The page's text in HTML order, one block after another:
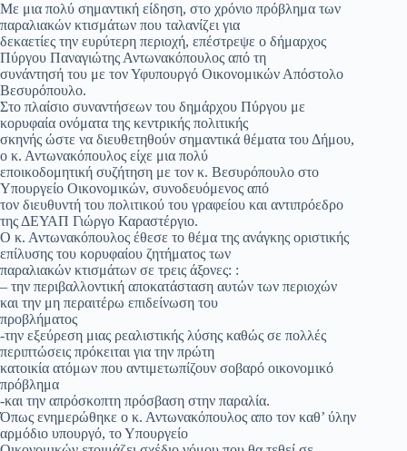
Με μια πολύ σημαντική είδηση, στο χρόνιο πρόβλημα των
παραλιακών κτισμάτων που ταλανίζει για
δεκαετίες την ευρύτερη περιοχή, επέστρεψε ο δήμαρχος
Πύργου Παναγιώτης Αντωνακόπουλος από τη
συνάντησή του με τον Υφυπουργό Οικονομικών Απόστολο
Βεσυρόπουλο.
Στο πλαίσιο συναντήσεων του δημάρχου Πύργου με
κορυφαία ονόματα της κεντρικής πολιτικής
σκηνής ώστε να διευθετηθούν σημαντικά θέματα του Δήμου,
ο κ. Αντωνακόπουλος είχε μια πολύ
εποικοδομητική συζήτηση με τον κ. Βεσυρόπουλο στο
Υπουργείο Οικονομικών, συνοδευόμενος από
τον διευθυντή του πολιτικού του γραφείου και αντιπρόεδρο
της ΔΕΥΑΠ Γιώργο Καραστέργιο.
Ο κ. Αντωνακόπουλος έθεσε το θέμα της ανάγκης οριστικής
επίλυσης του κορυφαίου ζητήματος των
παραλιακών κτισμάτων σε τρεις άξονες: :
– την περιβαλλοντική αποκατάσταση αυτών των περιοχών
και την μη περαιτέρω επιδείνωση του
προβλήματος
-την εξεύρεση μιας ρεαλιστικής λύσης καθώς σε πολλές
περιπτώσεις πρόκειται για την πρώτη
κατοικία ατόμων που αντιμετωπίζουν σοβαρό οικονομικό
πρόβλημα
-και την απρόσκοπτη πρόσβαση στην παραλία.
Όπως ενημερώθηκε ο κ. Αντωνακόπουλος απο τον καθ’ ύλην
αρμόδιο υπουργό, το Υπουργείο